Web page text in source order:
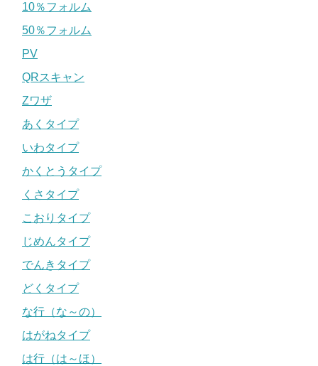
10％フォルム
50％フォルム
PV
QRスキャン
Zワザ
あくタイプ
いわタイプ
かくとうタイプ
くさタイプ
こおりタイプ
じめんタイプ
でんきタイプ
どくタイプ
な行（な～の）
はがねタイプ
は行（は～ほ）